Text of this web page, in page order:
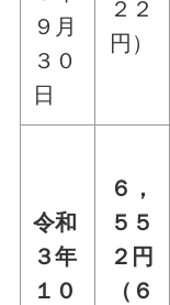
９月
３０
日
２２
円）
令和
３年
１０
６，
５５
２円
（６